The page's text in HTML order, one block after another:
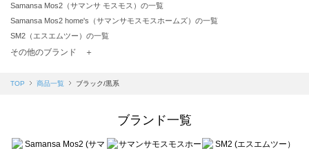
Samansa Mos2（サマンサ モスモス）の一覧
Samansa Mos2 home's（サマンサモスモスホームズ）の一覧
SM2（エスエムツー）の一覧
TSUHARU by Samansa Mos2（ツハルバイサマンサモスモス）の一覧
Samansa Mos2 blue（サマンサモスモス ブルー）の一覧
Te chichi（テチチ）の一覧
その他のブランド ＋
TOP 商品一覧 ブラック/黒系
ブランド一覧